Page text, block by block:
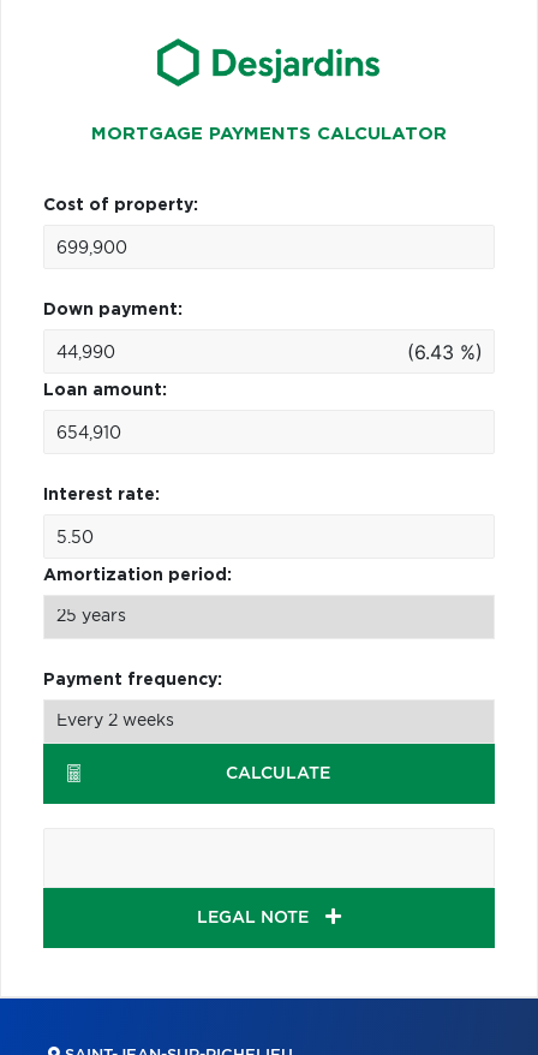
MORTGAGE PAYMENTS CALCULATOR
Cost of property:
Down payment:
(6.43 %)
Loan amount:
Interest rate:
Amortization period:
Payment frequency:
CALCULATE
LEGAL NOTE